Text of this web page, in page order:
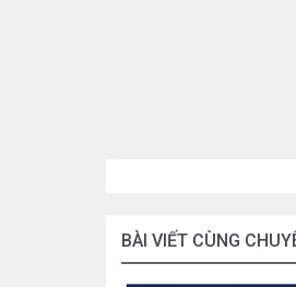
BÀI VIẾT CÙNG